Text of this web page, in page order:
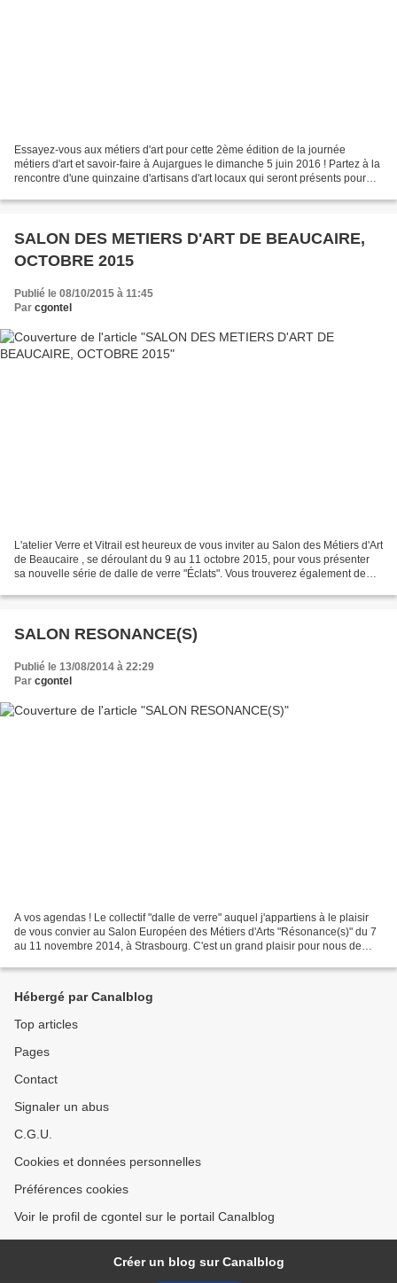
Essayez-vous aux métiers d'art pour cette 2ème édition de la journée
métiers d'art et savoir-faire à Aujargues le dimanche 5 juin 2016 ! Partez à la
rencontre d'une quinzaine d'artisans d'art locaux qui seront présents pour
SALON DES METIERS D'ART DE BEAUCAIRE,
OCTOBRE 2015
Publié le 08/10/2015 à 11:45
Par cgontel
L'atelier Verre et Vitrail est heureux de vous inviter au Salon des Métiers d'Art
de Beaucaire , se déroulant du 9 au 11 octobre 2015, pour vous présenter
sa nouvelle série de dalle de verre "Éclats". Vous trouverez également de
SALON RESONANCE(S)
Publié le 13/08/2014 à 22:29
Par cgontel
A vos agendas ! Le collectif "dalle de verre" auquel j'appartiens à le plaisir
de vous convier au Salon Européen des Métiers d'Arts "Résonance(s)" du 7
au 11 novembre 2014, à Strasbourg. C'est un grand plaisir pour nous de
Hébergé par Canalblog
Top articles
Pages
Contact
Signaler un abus
C.G.U.
Cookies et données personnelles
Préférences cookies
Voir le profil de cgontel sur le portail Canalblog
Créer un blog sur Canalblog